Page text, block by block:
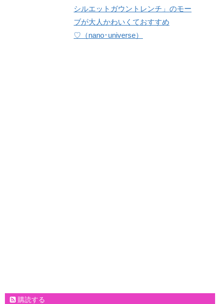
シルエットガウントレンチ」のモー
ブが大人かわいくておすすめ
♡（nano･universe）
購読する